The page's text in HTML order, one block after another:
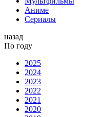
Аниме
Сериалы
назад
По году
2025
2024
2023
2022
2021
2020